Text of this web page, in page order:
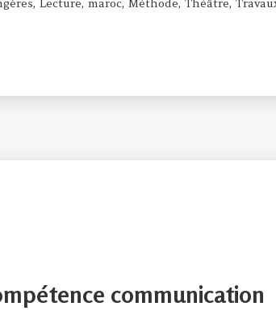
,Lecture,maroc,Méthode,Théâtre,
communication